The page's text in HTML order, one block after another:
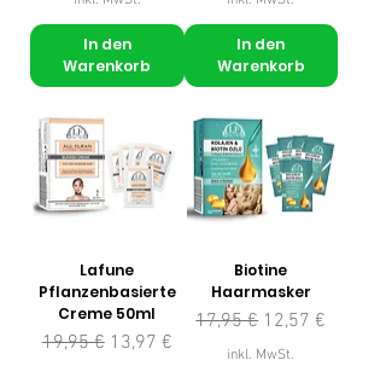
In den
Warenkorb
In den
Warenkorb
Lafune
Pflanzenbasierte
Creme 50ml
Standardpreis
19,95 € Sale-Preis
13,97 €
Biotine
Haarmasker
Standardpreis
17,95 € Sale-Preis
12,57 €
inkl. MwSt.